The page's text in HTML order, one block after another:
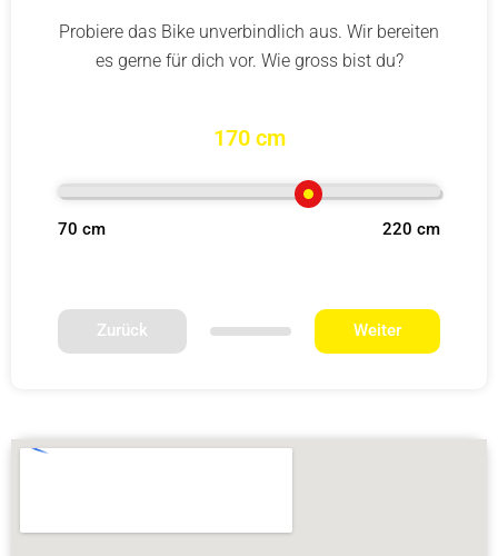
Probiere das Bike unverbindlich aus. Wir bereiten
es gerne für dich vor. Wie gross bist du?
170 cm
70 cm 220 cm
Zurück Weiter